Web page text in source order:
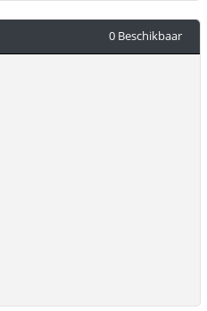
0 Beschikbaar